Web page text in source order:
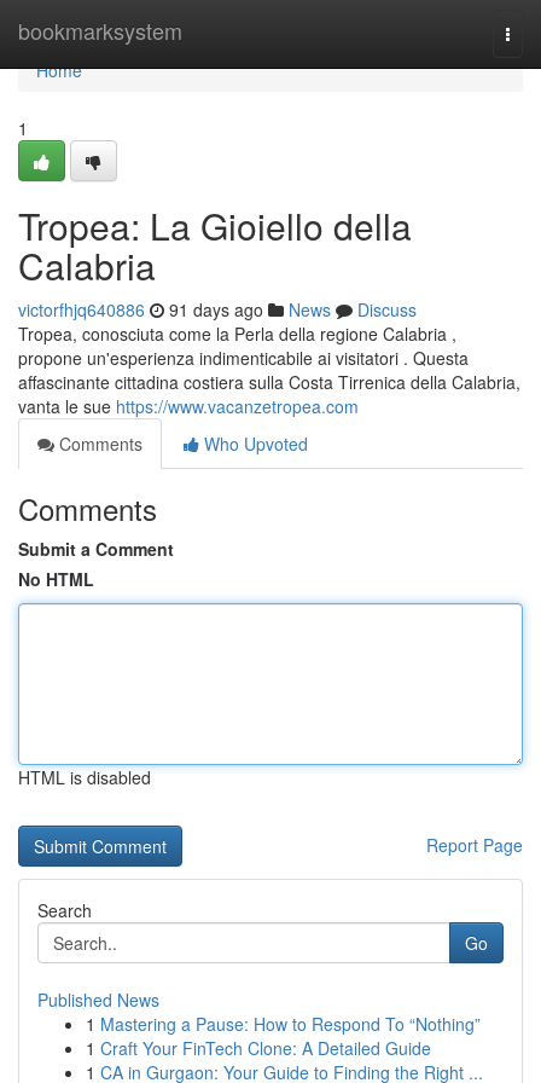
bookmarksystem
Home
Home
1
Tropea: La Gioiello della
Calabria
victorfhjq640886 91 days ago News
Discuss
Tropea, conosciuta come la Perla della regione Calabria ,
propone un'esperienza indimenticabile ai visitatori . Questa
affascinante cittadina costiera sulla Costa Tirrenica della Calabria,
vanta le sue https://www.vacanzetropea.com
Comments
Who Upvoted
Comments
Submit a Comment
No HTML
HTML is disabled
Report Page
Search
Go
Published News
1 Mastering a Pause: How to Respond To “Nothing”
1 Craft Your FinTech Clone: A Detailed Guide
1 CA in Gurgaon: Your Guide to Finding the Right ...